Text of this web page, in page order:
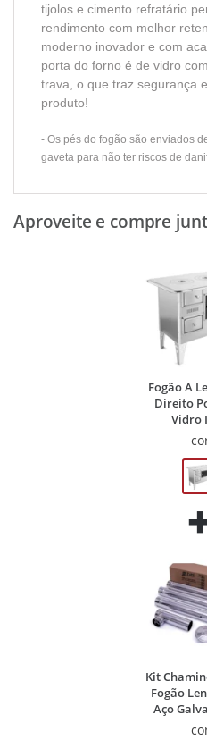
tijolos e cimento refratário
rendimento com melhor
moderno inovador e com
porta do forno é de vidro
trava, o que traz segurança
produto!
- Os pés do fogão são enviados
gaveta para não ter riscos de
Fogão A
Direito
Vidro
Kit
Fogão
Aço